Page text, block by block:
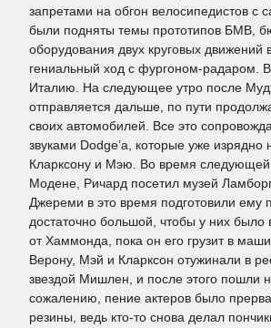
запретами на обгон велосипедистов
были подняты темы прототипов БМВ,
оборудования двух круговых движений
гениальный ход с фургоном-радаром.
Италию. На следующее утро после
отправляется дальше, по пути
своих автомобилей. Все это
звуками Dodge’а, которые уже изрядно
Кларксону и Мэю. Во время следующей
Модене, Ричард посетил музей
Джереми в это время подготовили ему
достаточно большой, чтобы у них было
от Хаммонда, пока он его грузит в
Верону, Мэй и Кларксон отужинали в
звездой Мишлен, и после этого пошли
сожалению, пение актеров было
резины, ведь кто-то снова делал